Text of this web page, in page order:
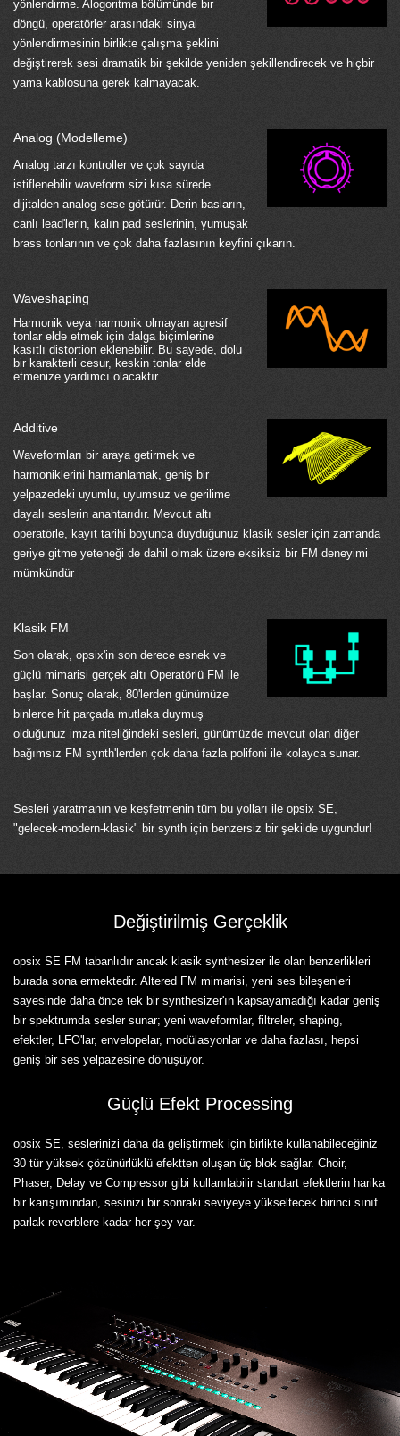
yönlendirme. Alogoritma bölümünde bir
döngü, operatörler arasındaki sinyal
yönlendirmesinin birlikte çalışma şeklini
değiştirerek sesi dramatik bir şekilde yeniden şekillendirecek ve hiçbir
yama kablosuna gerek kalmayacak.
Analog (Modelleme)
Analog tarzı kontroller ve çok sayıda
istiflenebilir waveform sizi kısa sürede
dijitalden analog sese götürür. Derin basların,
canlı lead'lerin, kalın pad seslerinin, yumuşak
brass tonlarının ve çok daha fazlasının keyfini çıkarın.
Waveshaping
Harmonik veya harmonik olmayan agresif
tonlar elde etmek için dalga biçimlerine
kasıtlı distortion eklenebilir. Bu sayede, dolu
bir karakterli cesur, keskin tonlar elde
etmenize yardımcı olacaktır.
Additive
Waveformları bir araya getirmek ve
harmoniklerini harmanlamak, geniş bir
yelpazedeki uyumlu, uyumsuz ve gerilime
dayalı seslerin anahtarıdır. Mevcut altı
operatörle, kayıt tarihi boyunca duyduğunuz klasik sesler için zamanda
geriye gitme yeteneği de dahil olmak üzere eksiksiz bir FM deneyimi
mümkündür
Klasik FM
Son olarak, opsix'in son derece esnek ve
güçlü mimarisi gerçek altı Operatörlü FM ile
başlar. Sonuç olarak, 80'lerden günümüze
binlerce hit parçada mutlaka duymuş
olduğunuz imza niteliğindeki sesleri, günümüzde mevcut olan diğer
bağımsız FM synth'lerden çok daha fazla polifoni ile kolayca sunar.
Sesleri yaratmanın ve keşfetmenin tüm bu yolları ile opsix SE,
"gelecek-modern-klasik" bir synth için benzersiz bir şekilde uygundur!
Değiştirilmiş Gerçeklik
opsix SE FM tabanlıdır ancak klasik synthesizer ile olan benzerlikleri
burada sona ermektedir. Altered FM mimarisi, yeni ses bileşenleri
sayesinde daha önce tek bir synthesizer'ın kapsayamadığı kadar geniş
bir spektrumda sesler sunar; yeni waveformlar, filtreler, shaping,
efektler, LFO'lar, envelopelar, modülasyonlar ve daha fazlası, hepsi
geniş bir ses yelpazesine dönüşüyor.
Güçlü Efekt Processing
opsix SE, seslerinizi daha da geliştirmek için birlikte kullanabileceğiniz
30 tür yüksek çözünürlüklü efektten oluşan üç blok sağlar. Choir,
Phaser, Delay ve Compressor gibi kullanılabilir standart efektlerin harika
bir karışımından, sesinizi bir sonraki seviyeye yükseltecek birinci sınıf
parlak reverblere kadar her şey var.